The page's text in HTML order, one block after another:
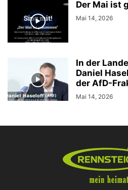
Der Mai ist
Mai 14, 2026
In der
Daniel
der AfD-
Mai 14, 2026